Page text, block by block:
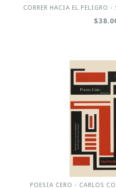
CORRER HACIA EL PELIGRO
POESIA CERO - CARLOS